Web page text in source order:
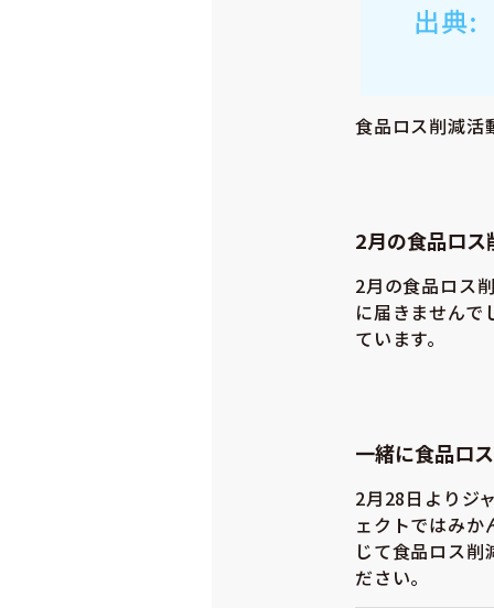
食品ロス削減活
2月の食品ロス
2月の食品ロス
に届きませんで
ています。
一緒に食品ロ
2月28日よりジ
ェクトではみ
じて食品ロス
ださい。